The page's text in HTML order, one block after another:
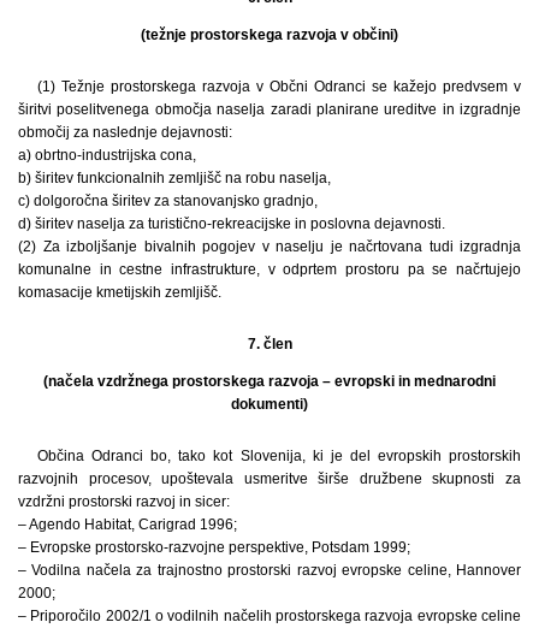
(težnje prostorskega razvoja v občini)
(1) Težnje prostorskega razvoja v Občni Odranci se kažejo predvsem v
širitvi poselitvenega območja naselja zaradi planirane ureditve in izgradnje
območij za naslednje dejavnosti:
a) obrtno-industrijska cona,
b) širitev funkcionalnih zemljišč na robu naselja,
c) dolgoročna širitev za stanovanjsko gradnjo,
d) širitev naselja za turistično-rekreacijske in poslovna dejavnosti.
(2) Za izboljšanje bivalnih pogojev v naselju je načrtovana tudi izgradnja
komunalne in cestne infrastrukture, v odprtem prostoru pa se načrtujejo
komasacije kmetijskih zemljišč.
7. člen
(načela vzdržnega prostorskega razvoja – evropski in mednarodni
dokumenti)
Občina Odranci bo, tako kot Slovenija, ki je del evropskih prostorskih
razvojnih procesov, upoštevala usmeritve širše družbene skupnosti za
vzdržni prostorski razvoj in sicer:
– Agendo Habitat, Carigrad 1996;
– Evropske prostorsko-razvojne perspektive, Potsdam 1999;
– Vodilna načela za trajnostno prostorski razvoj evropske celine, Hannover
2000;
– Priporočilo 2002/1 o vodilnih načelih prostorskega razvoja evropske celine